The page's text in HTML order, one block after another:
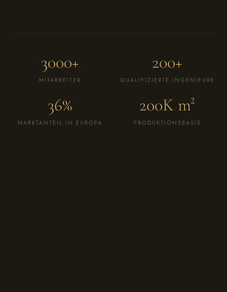
3000+
MITARBEITER
200+
QUALIFIZIERTE INGENIEURE
36%
MARKTANTEIL IN EUROPA
200K m²
PRODUKTIONSBASIS